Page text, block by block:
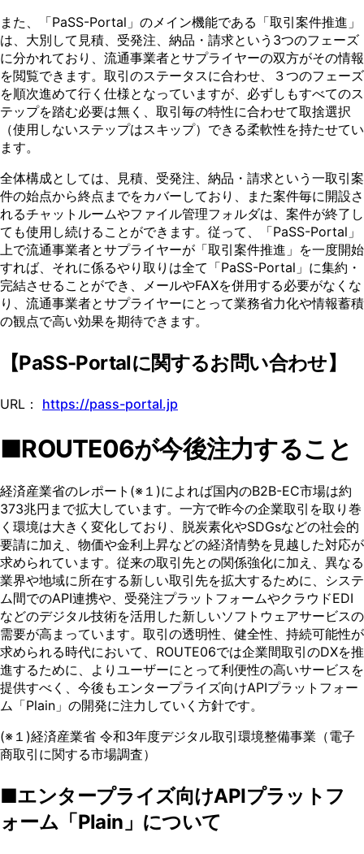
また、「PaSS-Portal」のメイン機能である「取引案件推進」
は、大別して見積、受発注、納品・請求という3つのフェーズ
に分かれており、流通事業者とサプライヤーの双方がその情報
を閲覧できます。取引のステータスに合わせ、３つのフェーズ
を順次進めて行く仕様となっていますが、必ずしもすべてのス
テップを踏む必要は無く、取引毎の特性に合わせて取捨選択
（使用しないステップはスキップ）できる柔軟性を持たせてい
ます。
全体構成としては、見積、受発注、納品・請求という一取引案
件の始点から終点までをカバーしており、また案件毎に開設さ
れるチャットルームやファイル管理フォルダは、案件が終了し
ても使用し続けることができます。従って、「PaSS-Portal」
上で流通事業者とサプライヤーが「取引案件推進」を一度開始
すれば、それに係るやり取りは全て「PaSS-Portal」に集約・
完結させることができ、メールやFAXを併用する必要がなくな
り、流通事業者とサプライヤーにとって業務省力化や情報蓄積
の観点で高い効果を期待できます。
【PaSS-Portalに関するお問い合わせ】
URL： https://pass-portal.jp
■ROUTE06が今後注力すること
経済産業省のレポート(※１)によれば国内のB2B-EC市場は約
373兆円まで拡大しています。一方で昨今の企業取引を取り巻
く環境は大きく変化しており、脱炭素化やSDGsなどの社会的
要請に加え、物価や金利上昇などの経済情勢を見越した対応が
求められています。従来の取引先との関係強化に加え、異なる
業界や地域に所在する新しい取引先を拡大するために、システ
ム間でのAPI連携や、受発注プラットフォームやクラウドEDI
などのデジタル技術を活用した新しいソフトウェアサービスの
需要が高まっています。取引の透明性、健全性、持続可能性が
求められる時代において、ROUTE06では企業間取引のDXを推
進するために、よりユーザーにとって利便性の高いサービスを
提供すべく、今後もエンタープライズ向けAPIプラットフォー
ム「Plain」の開発に注力していく方針です。
(※１)経済産業省 令和3年度デジタル取引環境整備事業（電子
商取引に関する市場調査）
■エンタープライズ向けAPIプラットフ
ォーム「Plain」について